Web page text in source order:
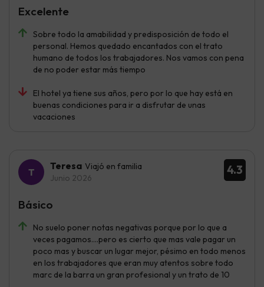
Sobre todo la amabilidad y predisposición de todo el
personal. Hemos quedado encantados con el trato
humano de todos los trabajadores. Nos vamos con pena
de no poder estar más tiempo
El hotel ya tiene sus años, pero por lo que hay está en
buenas condiciones para ir a disfrutar de unas
vacaciones
Excelente
4.3
Teresa Viajó en familia
Junio 2026
No suelo poner notas negativas porque por lo que a
veces pagamos....pero es cierto que mas vale pagar un
poco mas y buscar un lugar mejor, pésimo en todo menos
en los trabajadores que eran muy atentos sobre todo
marc de la barra un gran profesional y un trato de 10
Básico